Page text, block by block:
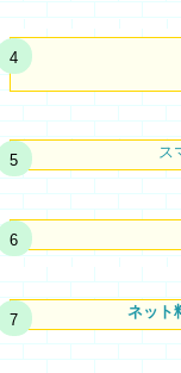
ス
ネット